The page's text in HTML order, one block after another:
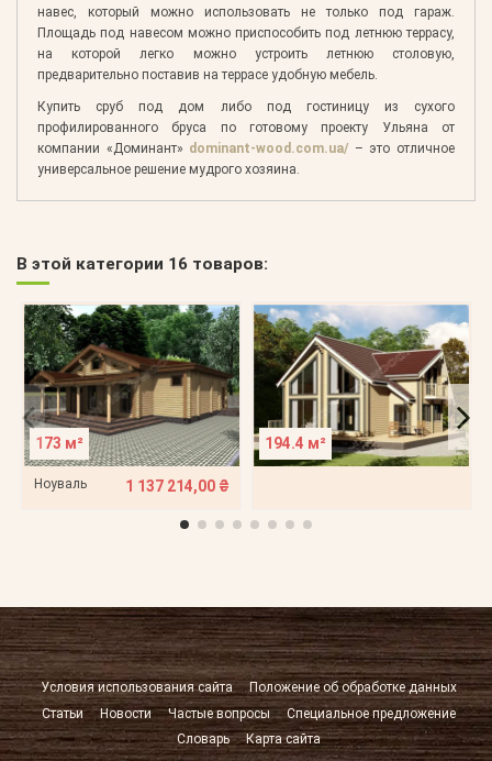
навес, который можно использовать не только под гараж.
Площадь под навесом можно приспособить под летнюю террасу,
на которой легко можно устроить летнюю столовую,
предварительно поставив на террасе удобную мебель.
Купить сруб под дом либо под гостиницу из сухого
профилированного бруса по готовому проекту Ульяна от
компании «Доминант» dominant-wood.com.ua/ – это отличное
универсальное решение мудрого хозяина.
В этой категории 16 товаров:
173 м²
Ноуваль 1 137 214,00 ₴
194.4 м²
Условия использования сайта
Положение об обработке данных
Статьи
Новости Частые вопросы
Специальное предложение
Словарь
Карта сайта